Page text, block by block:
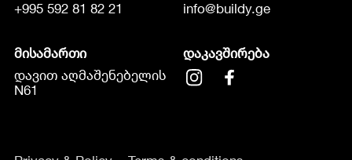
+995 592 81 82 21
info@buildy.ge
მისამართი
დავით აღმაშენებელის
N61
დაკავშირება